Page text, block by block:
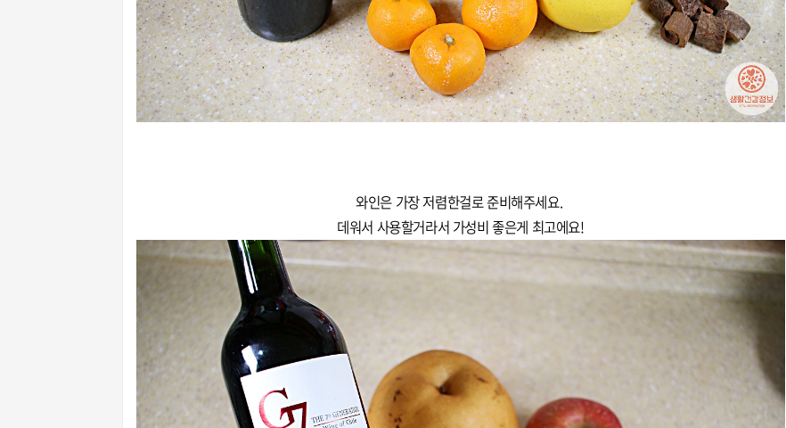
와인은 가장 저렴한걸로 준비해주세요.
데워서 사용할거라서 가성비 좋은게 최고에요!